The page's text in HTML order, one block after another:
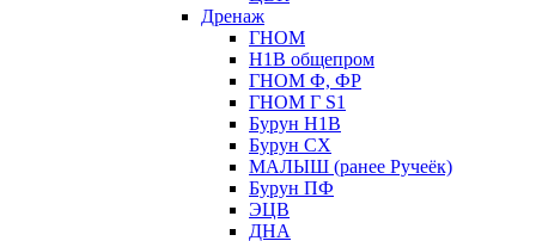
Дренаж
ГНОМ
Н1В общепром
ГНОМ Ф, ФР
ГНОМ Г S1
Бурун Н1В
Бурун СХ
МАЛЫШ (ранее Ручеёк)
Бурун ПФ
ЭЦВ
ДНА